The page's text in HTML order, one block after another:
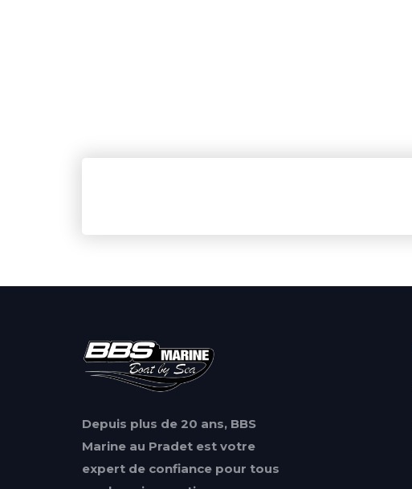
Depuis plus de 20 ans, BBS
Marine au Pradet est votre
expert de confiance pour tous